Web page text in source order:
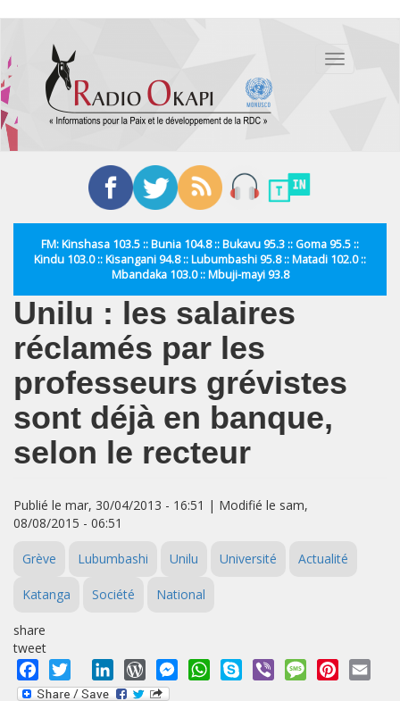
contenu
principal
Toggle
FM: Kinshasa 103.5 :: Bunia 104.8 :: Bukavu 95.3 :: Goma 95.5 ::
Kindu 103.0 :: Kisangani 94.8 :: Lubumbashi 95.8 :: Matadi 102.0 ::
Mbandaka 103.0 :: Mbuji-mayi 93.8
Unilu : les salaires
réclamés par les
professeurs grévistes
sont déjà en banque,
selon le recteur
Publié le mar, 30/04/2013 - 16:51 | Modifié le sam,
08/08/2015 - 06:51
Grève Lubumbashi Unilu Université Actualité
Katanga Société National
share
tweet
Facebook
Twitter LinkedInWordPressMessengerWhatsApp
Skype Viber MessagePinterest